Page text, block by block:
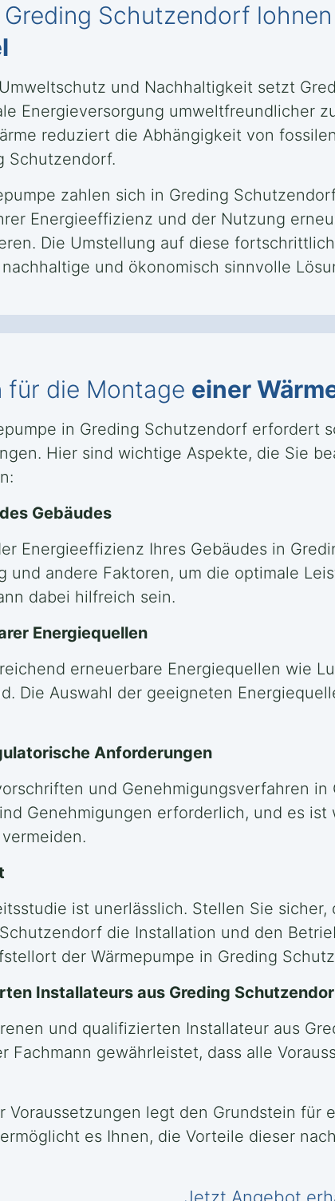
Greding Schutzendorf
und Nachhaltigkeit setzt
Energieversorgung umweltfreundlicher
reduziert die Abhängigkeit von
Schutzendorf.
zahlen sich in Greding
Energieeffizienz und der Nutzung
Die Umstellung auf diese
und ökonomisch sinnvolle
für die Montage einer
in Greding Schutzendorf erfordert
Hier sind wichtige Aspekte, die Sie
Gebäudes
Energieeffizienz Ihres Gebäudes in
und andere Faktoren, um die optimale
dabei hilfreich sein.
Energiequellen
erneuerbare Energiequellen wie
Die Auswahl der geeigneten
Anforderungen
und Genehmigungsverfahren
Genehmigungen erforderlich, und es
ist unerlässlich. Stellen Sie
die Installation und den
der Wärmepumpe in Greding
Installateurs aus Greding
und qualifizierten Installateur aus
Fachmann gewährleistet, dass alle
Voraussetzungen legt den Grundstein für
es Ihnen, die Vorteile dieser